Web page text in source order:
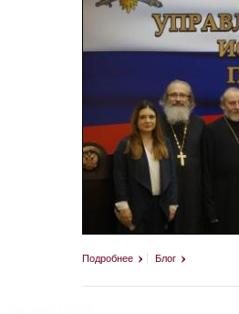
Подробнее Блог